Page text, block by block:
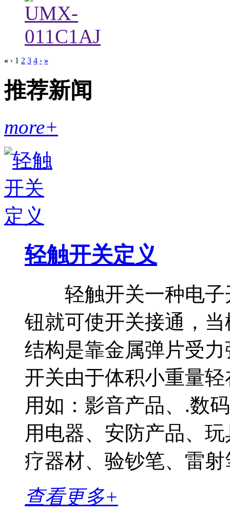
« ‹ 1 2 3 4 › »
推荐新闻
more+
轻触开关定义
轻触开关一种电子
钮就可使开关接通，
结构是靠金属弹片受
开关由于体积小重量
用如：影音产品、.数
用电器、安防产品、
疗器材、验钞笔、雷射
查看更多+